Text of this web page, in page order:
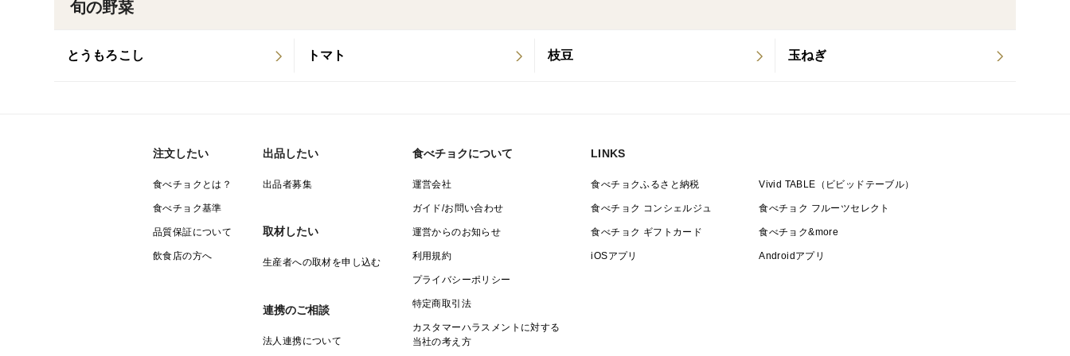
販売していきます。
日の収穫分から箱詰めするため、注文頂いてから翌日発送になることがあります。
旬の野菜
とうもろこし トマト 枝豆 玉ねぎ
注文したい
食べチョクとは？
食べチョク基準
品質保証について
飲食店の方へ
出品したい
出品者募集
取材したい
生産者への取材を申し込む
連携のご相談
法人連携について
食べチョクについて
運営会社
ガイド/お問い合わせ
運営からのお知らせ
利用規約
プライバシーポリシー
特定商取引法
カスタマーハラスメントに対する
当社の考え方
LINKS
食べチョクふるさと納税 Vivid TABLE（ビビッドテーブル）
食べチョク コンシェルジュ 食べチョク フルーツセレクト
食べチョク ギフトカード 食べチョク&more
iOSアプリ Androidアプリ